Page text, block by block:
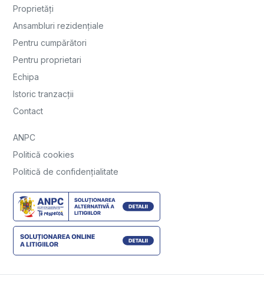
Proprietăți
Ansambluri rezidențiale
Pentru cumpărători
Pentru proprietari
Echipa
Istoric tranzacții
Contact
ANPC
Politică cookies
Politică de confidențialitate